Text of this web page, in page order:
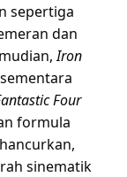
sepertiga
dan
Iron
Four
formula
sinematik